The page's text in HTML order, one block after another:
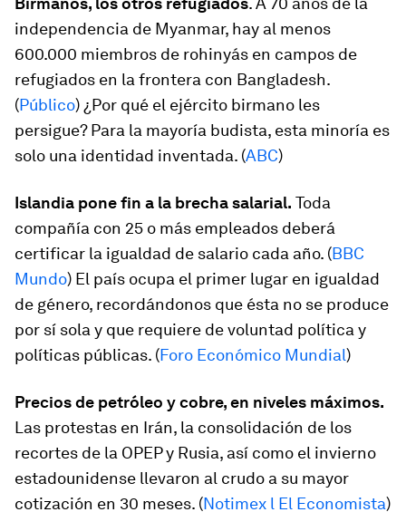
independencia de Myanmar, hay al menos
600.000 miembros de rohinyás en campos de
refugiados en la frontera con Bangladesh.
(Público) ¿Por qué el ejército birmano les
persigue? Para la mayoría budista, esta minoría es
solo una identidad inventada. (ABC)
Islandia pone fin a la brecha salarial. Toda
compañía con 25 o más empleados deberá
certificar la igualdad de salario cada año. (BBC
Mundo) El país ocupa el primer lugar en igualdad
de género, recordándonos que ésta no se produce
por sí sola y que requiere de voluntad política y
políticas públicas. (Foro Económico Mundial)
Precios de petróleo y cobre, en niveles máximos.
Las protestas en Irán, la consolidación de los
recortes de la OPEP y Rusia, así como el invierno
estadounidense llevaron al crudo a su mayor
cotización en 30 meses. (Notimex l El Economista)